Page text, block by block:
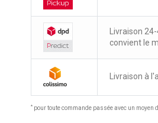
Livraison
convient le
Livraison à
* pour toute commande passée avec un moyen